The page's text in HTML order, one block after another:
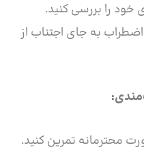
را بررسی کنید.
به جای اجتناب از
محترمانه تمرین کنید.